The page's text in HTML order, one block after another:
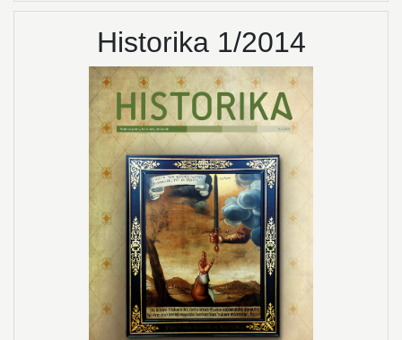
Historika 1/2014